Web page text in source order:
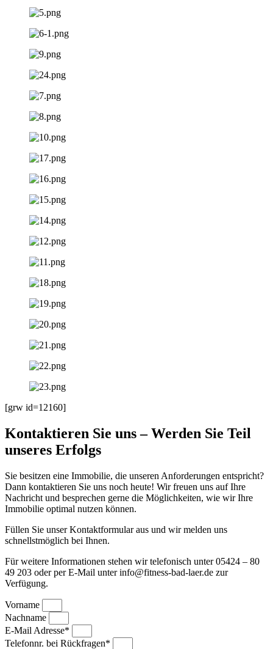
[grw id=12160]
Kontaktieren Sie uns – Werden Sie Teil
unseres Erfolgs
Sie besitzen eine Immobilie, die unseren Anforderungen entspricht?
Dann kontaktieren Sie uns noch heute! Wir freuen uns auf Ihre
Nachricht und besprechen gerne die Möglichkeiten, wie wir Ihre
Immobilie optimal nutzen können.
Füllen Sie unser Kontaktformular aus und wir melden uns
schnellstmöglich bei Ihnen.
Für weitere Informationen stehen wir telefonisch unter 05424 – 80
49 203 oder per E-Mail unter info@fitness-bad-laer.de zur
Verfügung.
Vorname
Nachname
E-Mail Adresse*
Telefonnr. bei Rückfragen*